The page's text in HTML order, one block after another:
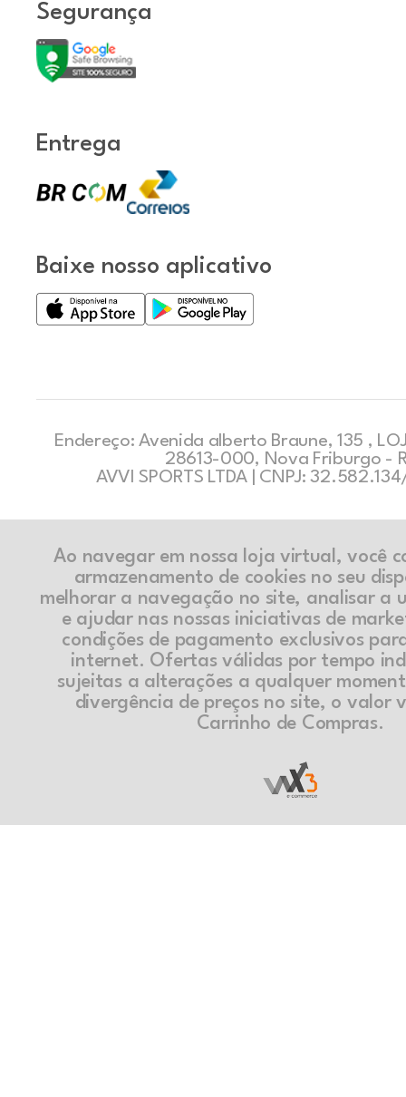
Segurança
Entrega
Baixe nosso aplicativo
Endereço: Avenida alberto Braune, 135 ,
28613-000, Nova Friburgo -
AVVI SPORTS LTDA | CNPJ:
Ao navegar em nossa loja virtual, você
armazenamento de cookies no seu
melhorar a navegação no site, analisar a
e ajudar nas nossas iniciativas de
condições de pagamento exclusivos
internet. Ofertas válidas por tempo
sujeitas a alterações a qualquer
divergência de preços no site, o valor
Carrinho de Compras.